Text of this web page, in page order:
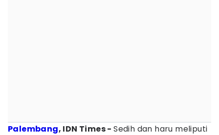
Palembang, IDN Times -Sedih dan haru meliputi